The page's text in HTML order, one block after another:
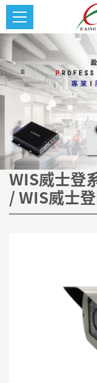
WIS威士登
/ WIS威士